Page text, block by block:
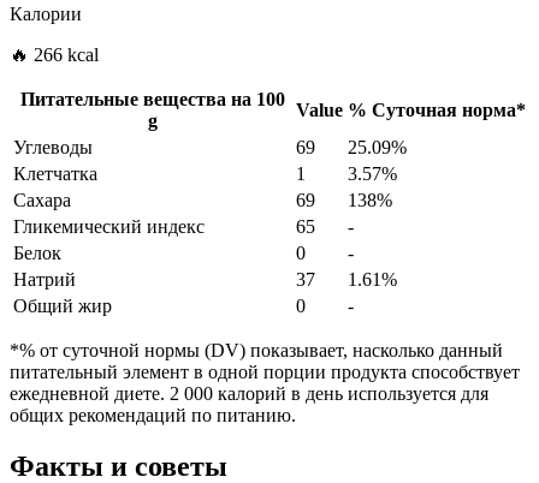
Калории
🔥 266 kcal
Питательные вещества на 100
g
Value % Суточная норма*
Углеводы
69
25.09%
Клетчатка
1
3.57%
Сахара
69
138%
Гликемический индекс
65
-
Белок
0
-
Натрий
37
1.61%
Общий жир
0 -
*% от суточной нормы (DV) показывает, насколько данный
питательный элемент в одной порции продукта способствует
ежедневной диете. 2 000 калорий в день используется для
общих рекомендаций по питанию.
Факты и советы